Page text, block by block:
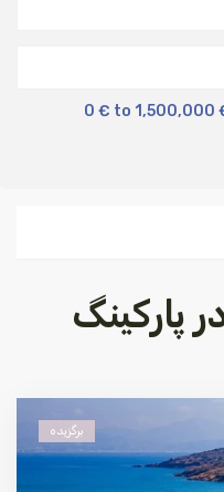
0 € to 1,500,000
پارکینگ
برگزیده